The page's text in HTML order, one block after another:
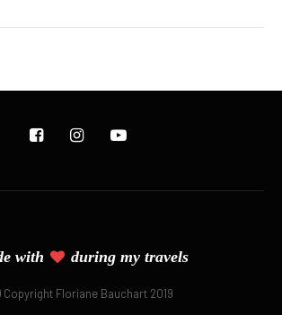
with during my travels
Copyright Floriane Bauchart 2019